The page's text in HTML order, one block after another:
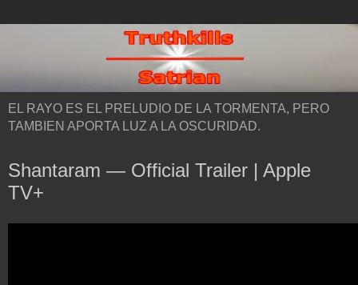
EL RAYO ES EL PRELUDIO DE LA TORMENTA, PERO
TAMBIEN APORTA LUZ A LA OSCURIDAD.
Shantaram — Official Trailer | Apple
TV+